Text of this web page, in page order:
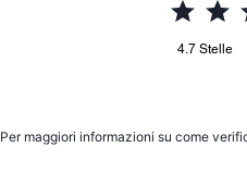
4.7 Stelle
Per maggiori informazioni su come